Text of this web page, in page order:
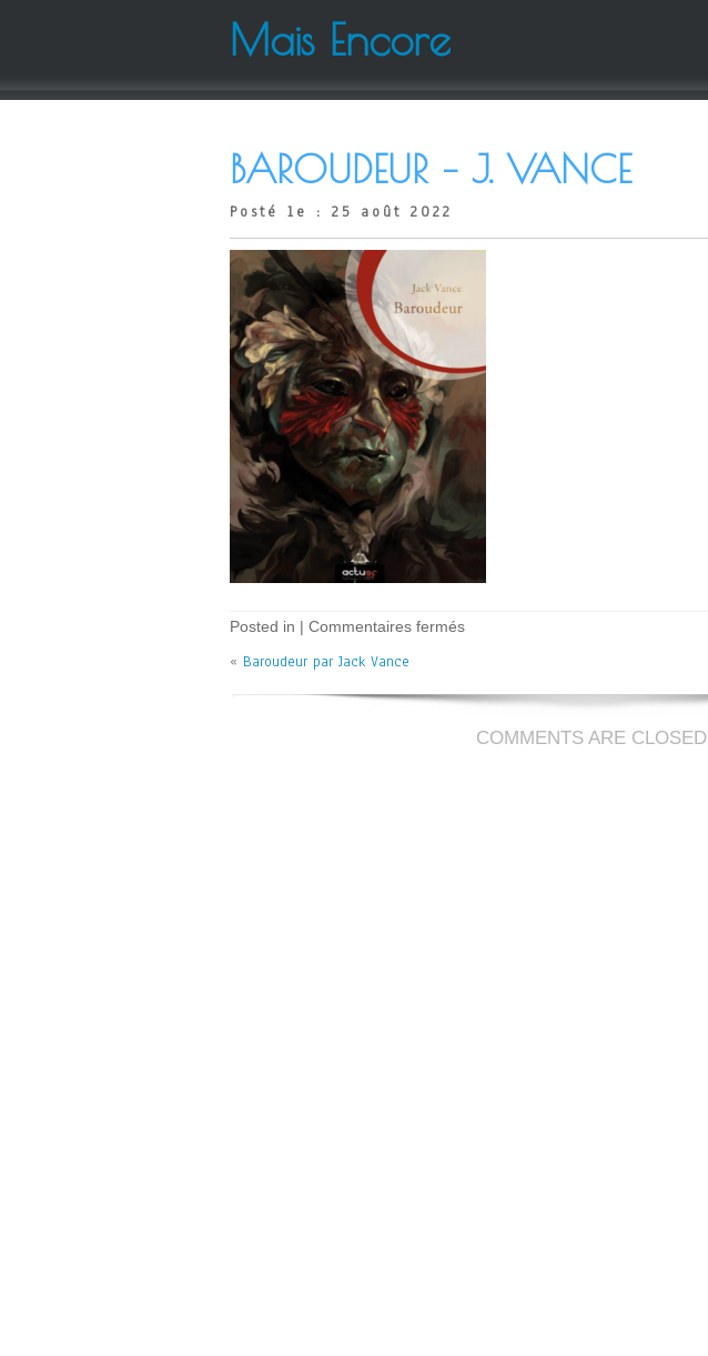
Mais Encore
BAROUDEUR – J. VANCE
Posté le : 25 août 2022
Posted in | Commentaires ferméssur
Vance
« Baroudeur par Jack Vance
COMMENTS ARE CLOSED